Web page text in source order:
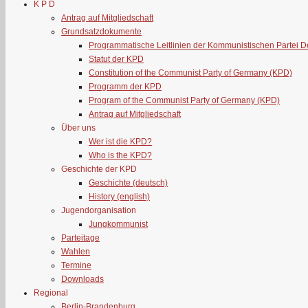
K P D
Antrag auf Mitgliedschaft
Grundsatzdokumente
Programmatische Leitlinien der Kommunistischen Partei
Statut der KPD
Constitution of the Communist Party of Germany (KPD)
Programm der KPD
Program of the Communist Party of Germany (KPD)
Antrag auf Mitgliedschaft
Über uns
Wer ist die KPD?
Who is the KPD?
Geschichte der KPD
Geschichte (deutsch)
History (english)
Jugendorganisation
Jungkommunist
Parteitage
Wahlen
Termine
Downloads
Regional